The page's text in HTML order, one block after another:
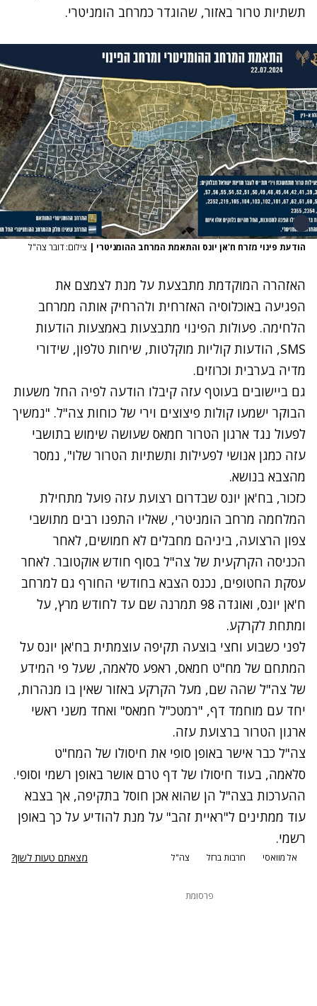
תשתיות טרור באזור, שהוגדר כמרחב הומניטרי.
הודעת פינוי מזרח ח'אן יונס והתאמת המרחב ההומניטרי | צילום: דובר צה"ל
האזהרה המוקדמת מתבצעת על מנת לצמצם את
הפגיעה באוכלוסיה האזרחית ולהרחיק אותה ממרחב
הלחימה. פעולות הפינוי מתבצעות באמצעות הודעות
SMS, הודעות קוליות מוקלטות, שיחות טלפון, שידורי
מדיה בערבית וכרוזים.
גם ביישובים בעוטף עזה קיבלו הודעה לפיה החל משעות
הבוקר ישמעו קולות פיצוצים וירי של כוחות צה"ל. "נמשיך
לפעול נגד ארגון הטרור חמאס שעושה שימוש בתושבי
עזה כמגן אנושי לפעילות ותשתיות הטרור שלו", נמסר
מהצבא בנושא.
כזכור, בח'אן יונס שבדרום רצועת עזה פועל מתחילת
המלחמה מרחב הומניטרי, שאליו התפנו רבים מתושבי
צפון הרצועה, ביניהם מחבלים לא חמושים, לאחר
הכניסה הקרקעית של צה"ל בסוף חודש אוקטובר. לאחר
עסקת החטופים, נכנס הצבא בחודשי החורף גם למרחב
ח'אן יונס, ואוגדה 98 תמרנה שם עד לחודש מרץ, על
ומתחת לקרקע.
נתקלנו בבעיה
נסה שוב
לפני כשבוע וחצי בוצעה תקיפה עוצמתית בח'אן יונס על
המתחם של מח"ט חמאס, ראפע סלאמה, שעל פי המידע
של צה"ל שהה שם, מעל הקרקע באזור שאין בו מנהרות,
יחד עם מוחמד דף, "רמטכ"ל חמאס" ואחד משני ראשי
ארגון הטרור ברצועת עזה.
צה"ל כבר אישר באופן סופי את חיסולו של המח"ט
סלאמה, בעוד חיסולו של דף טרם אושר באופן רשמי וסופי.
ההערכות בצה"ל הן שהוא אכן חוסל בתקיפה, אך בצבא
עוד ממתינים ל"ראיית זהב" על מנת להודיע על כך באופן
רשמי.
אל מוואסי חרבות ברזל צה"ל מצאתם טעות לשון?
פרסומת